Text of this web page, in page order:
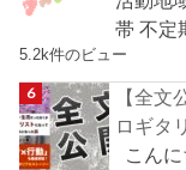
帯 不定
5.2k件のビュー
【全
ロギタ
こん